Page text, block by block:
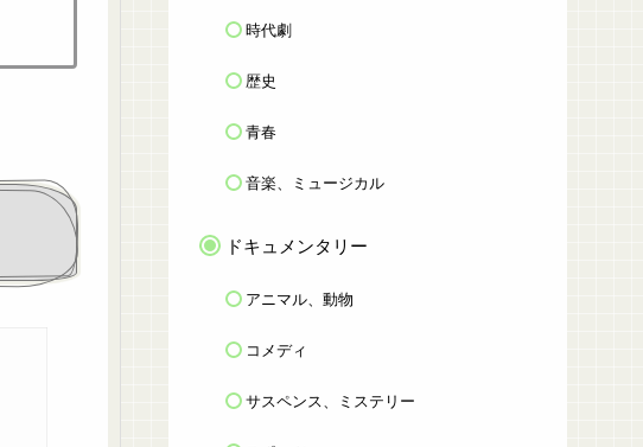
時代劇
歴史
青春
音楽、ミュージカル
ドキュメンタリー
アニマル、動物
コメディ
サスペンス、ミステリー